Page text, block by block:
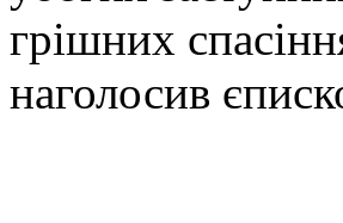
грішних
наголосив